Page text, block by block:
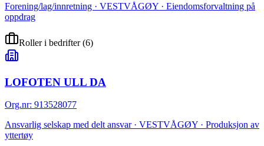
Forening/lag/innretning · VESTVÅGØY · Eiendomsforvaltning på
oppdrag
Roller i bedrifter(6)
LOFOTEN ULL DA
Org.nr: 913528077
Ansvarlig selskap med delt ansvar · VESTVÅGØY · Produksjon av
yttertøy